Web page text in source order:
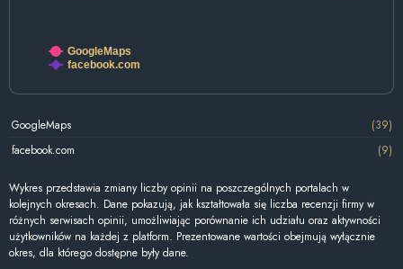
GoogleMaps
facebook.com
GoogleMaps
(39)
facebook.com
(9)
Wykres przedstawia zmiany liczby opinii na poszczególnych portalach w
kolejnych okresach. Dane pokazują, jak kształtowała się liczba recenzji firmy w
różnych serwisach opinii, umożliwiając porównanie ich udziału oraz aktywności
użytkowników na każdej z platform. Prezentowane wartości obejmują wyłącznie
okres, dla którego dostępne były dane.